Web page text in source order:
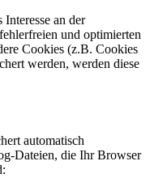
an der
und optimierten
Cookies (z.B. Cookies
werden, werden diese
automatisch
Dateien, die Ihr Browser